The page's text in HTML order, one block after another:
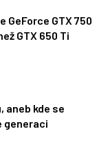
GTX 750
GTX 650 Ti
aneb kde se
generaci